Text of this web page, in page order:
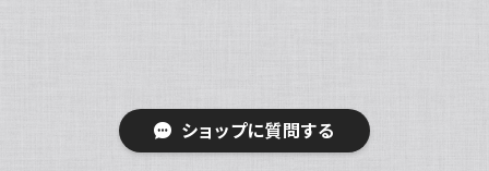
ショップに質問する